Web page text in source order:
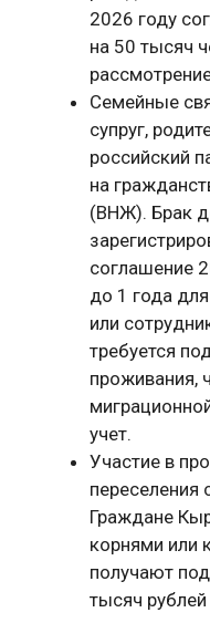
2026 году
на 50 тысяч
Семейные
супруг,
российский
на
(ВНЖ). Брак
соглашение
до 1 года
или
требуется
проживания,
учет.
Участие в
переселения
Граждане
корнями или
получают
тысяч